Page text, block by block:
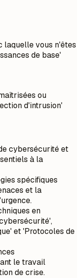
laquelle vous n'êtes
de base'
ou
d'intrusion'
cybersécurité et
à la
spécifiques
et la
en
et 'Protocoles de
le travail
de crise.